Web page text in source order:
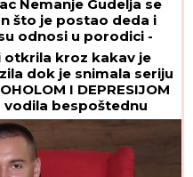
Nemanje Gudelja se
što je postao deda i
odnosi u porodici -
otkrila kroz kakav je
dok je snimala seriju
I DEPRESIJOM
vodila bespoštednu